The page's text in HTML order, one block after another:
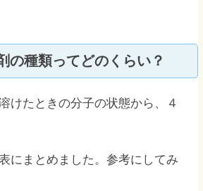
の種類ってどのくらい？
けたときの分子の状態から、４
にまとめました。参考にしてみ